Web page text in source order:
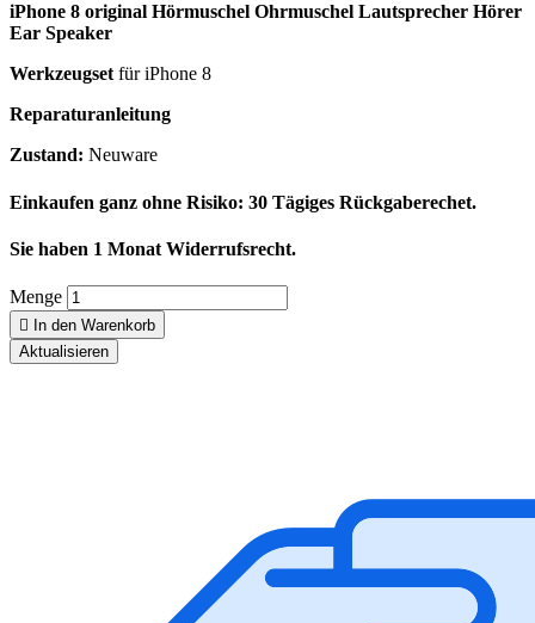
iPhone 8 original Hörmuschel Ohrmuschel Lautsprecher Hörer
Ear Speaker
Werkzeugsetfür iPhone 8
Reparaturanleitung
Zustand: Neuware
Einkaufen ganz ohne Risiko: 30 Tägiges Rückgaberechet.
Sie haben 1 Monat Widerrufsrecht.
Menge
 In den Warenkorb